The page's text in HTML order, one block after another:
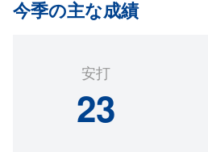
今季の主な成績
安打
23